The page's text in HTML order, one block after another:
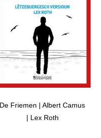
De Friemen | Albert Camus
| Lex Roth